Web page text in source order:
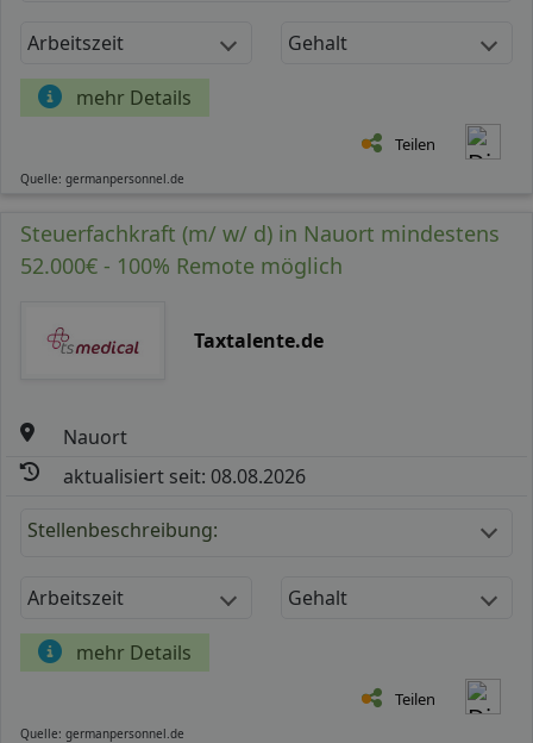
Arbeitszeit Gehalt
mehr Details
Teilen
Quelle: germanpersonnel.de
Steuerfachkraft (m/ w/ d) in Nauort mindestens
52.000€ - 100% Remote möglich
Taxtalente.de
Nauort
aktualisiert seit: 08.08.2026
Stellenbeschreibung:
Arbeitszeit Gehalt
mehr Details
Teilen
Quelle: germanpersonnel.de